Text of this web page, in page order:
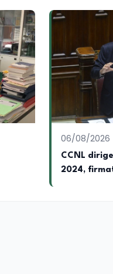
06/08/2026
CCNL
2024,